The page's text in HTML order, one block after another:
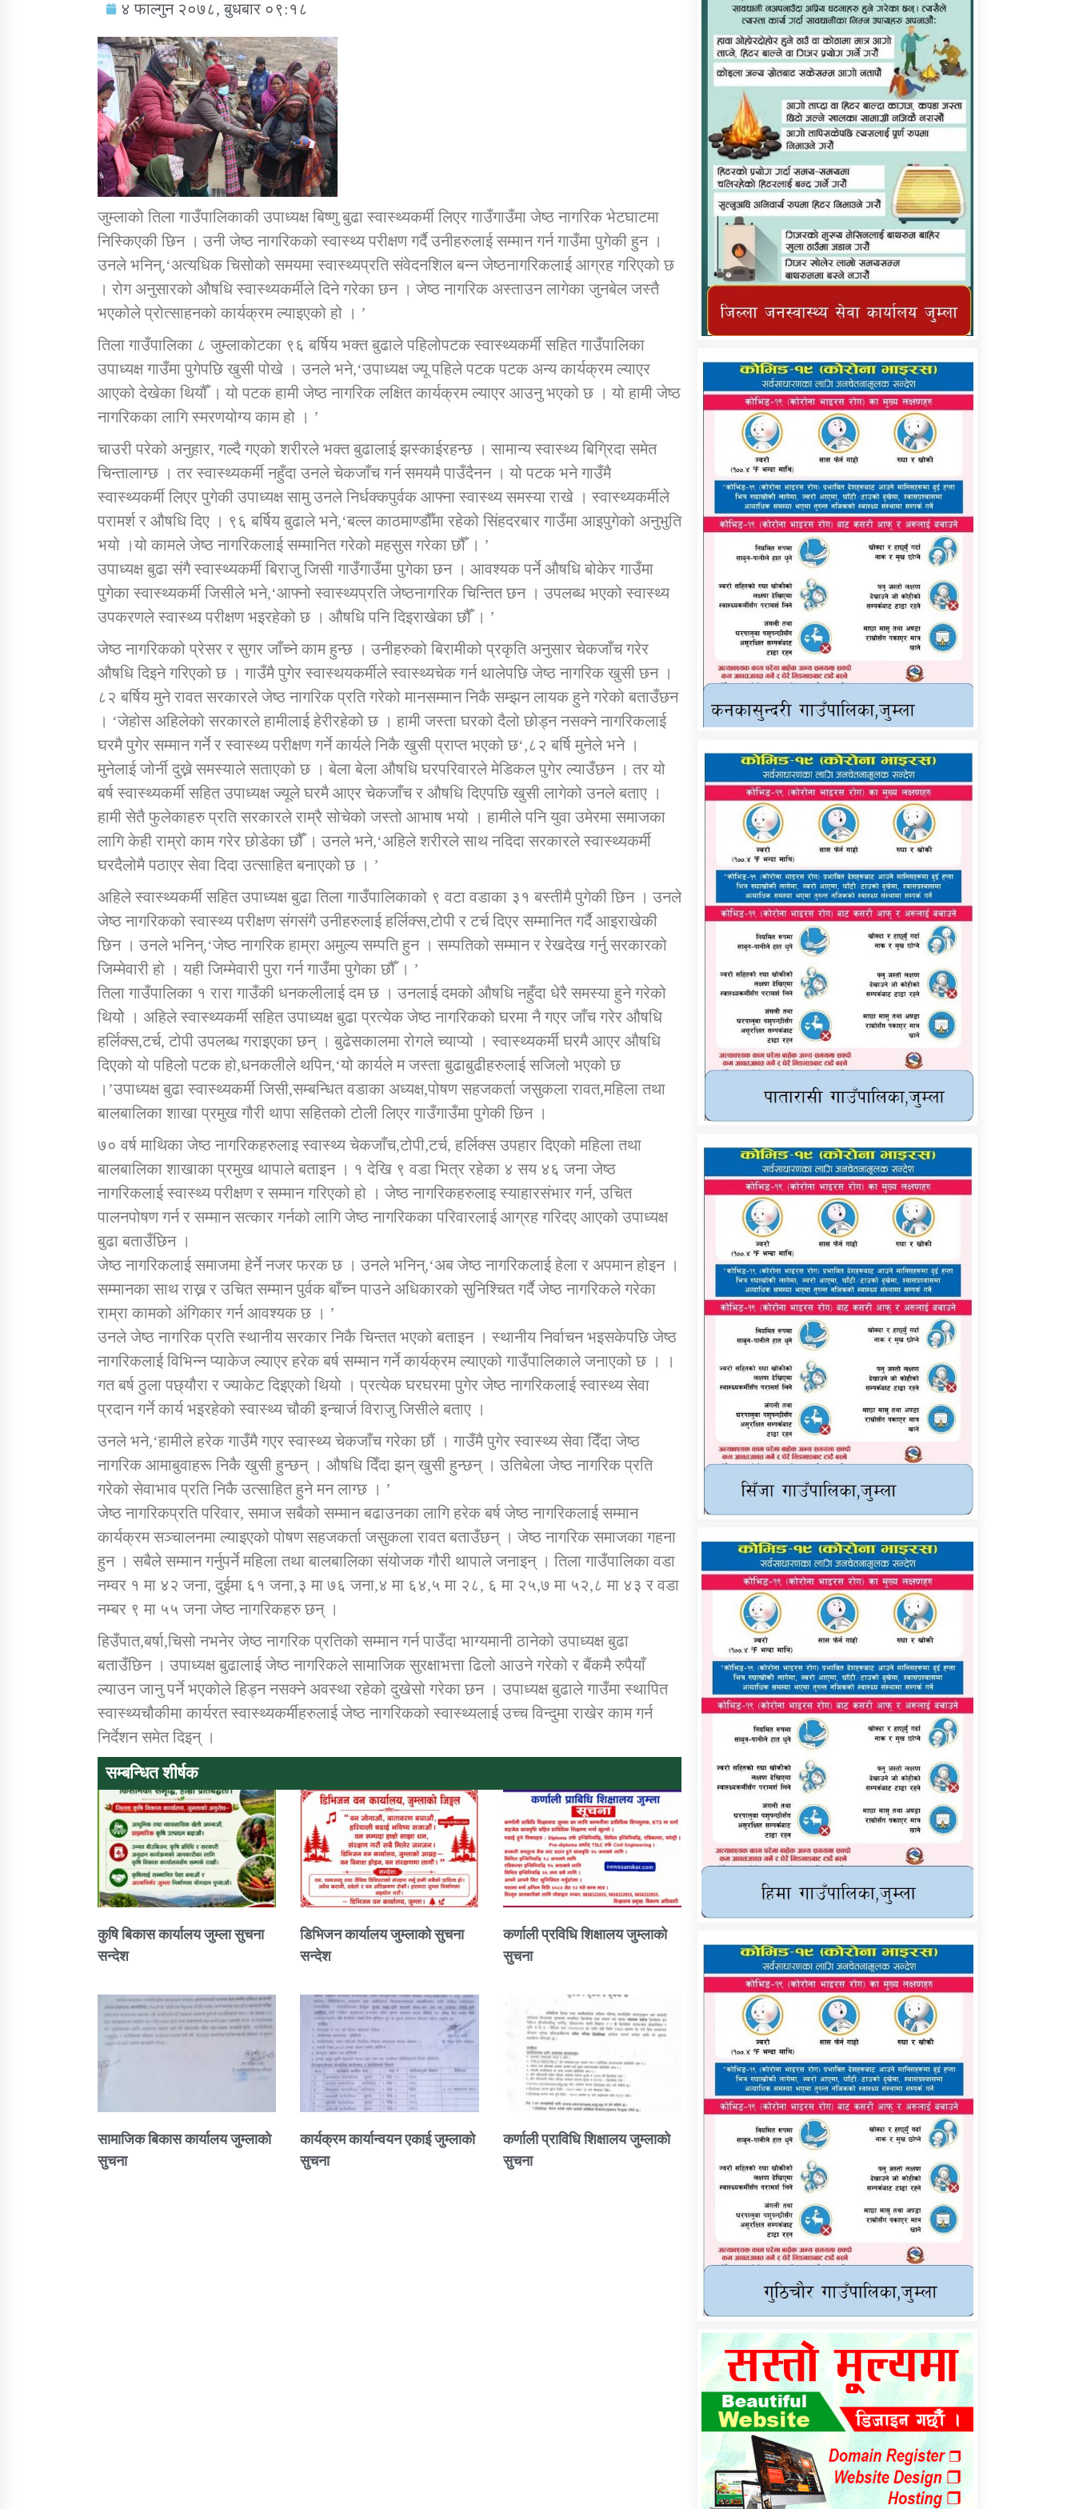
सामाजिक बिकास कार्यालय जुम्लाकाे सुचना कर्णाली प्राविधि शिक्षालय जुम्लाको सुचना
तातोपानी गाउँपालिकाको न्यायिक समिति सम्बन्धी
सन्देश
तातोपानी गाउँपालिका जुम्लाको महिला तथा
लैङ्गिक हिंसा सम्बन्धी सूचना सन्देश
तातोपानी गाउँपालिका जुम्लाको महिनावारी
४ फाल्गुन २०७८, बुधबार ०९:१८
जुम्लाको तिला गाउँपालिकाकी उपाध्यक्ष बिष्णु बुढा स्वास्थ्यकर्मी लिएर गाउँगाउँमा जेष्ठ नागरिक भेटघाटमा
निस्किएकी छिन । उनी जेष्ठ नागरिकको स्वास्थ्य परीक्षण गर्दै उनीहरुलाई सम्मान गर्न गाउँमा पुगेकी हुन ।
उनले भनिन्,‘अत्यधिक चिसोको समयमा स्वास्थ्यप्रति संवेदनशिल बन्न जेष्ठनागरिकलाई आग्रह गरिएको छ
। रोग अनुसारको औषधि स्वास्थ्यकर्मीले दिने गरेका छन । जेष्ठ नागरिक अस्ताउन लागेका जुनबेल जस्तै
भएकोले प्रोत्साहनको कार्यक्रम ल्याइएको हो । ’
तिला गाउँपालिका ८ जुम्लाकोटका ९६ बर्षिय भक्त बुढाले पहिलोपटक स्वास्थ्यकर्मी सहित गाउँपालिका
उपाध्यक्ष गाउँमा पुगेपछि खुसी पोखे । उनले भने,‘उपाध्यक्ष ज्यू पहिले पटक पटक अन्य कार्यक्रम ल्याएर
आएको देखेका थियौँ । यो पटक हामी जेष्ठ नागरिक लक्षित कार्यक्रम ल्याएर आउनु भएको छ । यो हामी जेष्ठ
नागरिकका लागि स्मरणयोग्य काम हो । ’
चाउरी परेको अनुहार, गल्दै गएको शरीरले भक्त बुढालाई झस्काईरहन्छ । सामान्य स्वास्थ्य बिग्रिदा समेत
चिन्तालाग्छ । तर स्वास्थ्यकर्मी नहुँदा उनले चेकजाँच गर्न समयमै पाउँदैनन । यो पटक भने गाउँमै
स्वास्थ्यकर्मी लिएर पुगेकी उपाध्यक्ष सामु उनले निर्धक्कपुर्वक आफ्ना स्वास्थ्य समस्या राखे । स्वास्थ्यकर्मीले
परामर्श र औषधि दिए । ९६ बर्षिय बुढाले भने,‘बल्ल काठमाण्डौँमा रहेको सिंहदरबार गाउँमा आइपुगेको अनुभुति
भयो ।यो कामले जेष्ठ नागरिकलाई सम्मानित गरेको महसुस गरेका छौँ । ’
उपाध्यक्ष बुढा संगै स्वास्थ्यकर्मी बिराजु जिसी गाउँगाउँमा पुगेका छन । आवश्यक पर्ने औषधि बोकेर गाउँमा
पुगेका स्वास्थ्यकर्मी जिसीले भने,‘आफ्नो स्वास्थ्यप्रति जेष्ठनागरिक चिन्तित छन । उपलब्ध भएको स्वास्थ्य
उपकरणले स्वास्थ्य परीक्षण भइरहेको छ । औषधि पनि दिइराखेका छौँ । ’
जेष्ठ नागरिकको प्रेसर र सुगर जाँच्ने काम हुन्छ । उनीहरुको बिरामीको प्रकृति अनुसार चेकजाँच गरेर
औषधि दिइने गरिएको छ । गाउँमै पुगेर स्वास्थयकर्मीले स्वास्थ्यचेक गर्न थालेपछि जेष्ठ नागरिक खुसी छन ।
८२ बर्षिय मुने रावत सरकारले जेष्ठ नागरिक प्रति गरेको मानसम्मान निकै सम्झन लायक हुने गरेको बताउँछन
। ‘जेहोस अहिलेको सरकारले हामीलाई हेरीरहेको छ । हामी जस्ता घरको दैलो छोड्न नसक्ने नागरिकलाई
घरमै पुगेर सम्मान गर्ने र स्वास्थ्य परीक्षण गर्ने कार्यले निकै खुसी प्राप्त भएको छ‘,८२ बर्षि मुनेले भने ।
मुनेलाई जोर्नी दुख्ने समस्याले सताएको छ । बेला बेला औषधि घरपरिवारले मेडिकल पुगेर ल्याउँछन । तर यो
बर्ष स्वास्थ्यकर्मी सहित उपाध्यक्ष ज्यूले घरमै आएर चेकजाँच र औषधि दिएपछि खुसी लागेको उनले बताए ।
हामी सेतै फुलेकाहरु प्रति सरकारले राम्रै सोचेको जस्तो आभाष भयो । हामीले पनि युवा उमेरमा समाजका
लागि केही राम्रो काम गरेर छोडेका छौँ । उनले भने,‘अहिले शरीरले साथ नदिदा सरकारले स्वास्थ्यकर्मी
घरदैलोमै पठाएर सेवा दिदा उत्साहित बनाएको छ । ’
अहिले स्वास्थ्यकर्मी सहित उपाध्यक्ष बुढा तिला गाउँपालिकाको ९ वटा वडाका ३१ बस्तीमै पुगेकी छिन । उनले
जेष्ठ नागरिकको स्वास्थ्य परीक्षण संगसंगै उनीहरुलाई हर्लिक्स,टोपी र टर्च दिएर सम्मानित गर्दै आइराखेकी
छिन । उनले भनिन्,‘जेष्ठ नागरिक हाम्रा अमुल्य सम्पति हुन । सम्पतिको सम्मान र रेखदेख गर्नु सरकारको
जिम्मेवारी हो । यही जिम्मेवारी पुरा गर्न गाउँमा पुगेका छौँ । ’
तिला गाउँपालिका १ रारा गाउँकी धनकलीलाई दम छ । उनलाई दमको औषधि नहुँदा धेरै समस्या हुने गरेको
थियोे । अहिले स्वास्थ्यकर्मी सहित उपाध्यक्ष बुढा प्रत्येक जेष्ठ नागरिकको घरमा नै गएर जाँच गरेर औषधि
हर्लिक्स,टर्च, टोपी उपलब्ध गराइएका छन् । बुढेसकालमा रोगले च्याप्यो । स्वास्थ्यकर्मी घरमै आएर औषधि
दिएको यो पहिलो पटक हो,धनकलीले थपिन,‘यो कार्यले म जस्ता बुढाबुढीहरुलाई सजिलो भएको छ
।’उपाध्यक्ष बुढा स्वास्थ्यकर्मी जिसी,सम्बन्धित वडाका अध्यक्ष,पोषण सहजकर्ता जसुकला रावत,महिला तथा
बालबालिका शाखा प्रमुख गौरी थापा सहितको टोली लिएर गाउँगाउँमा पुगेकी छिन ।
७० वर्ष माथिका जेष्ठ नागरिकहरुलाइ स्वास्थ्य चेकजाँच,टोपी,टर्च, हर्लिक्स उपहार दिएको महिला तथा
बालबालिका शाखाका प्रमुख थापाले बताइन । १ देखि ९ वडा भित्र रहेका ४ सय ४६ जना जेष्ठ
नागरिकलाई स्वास्थ्य परीक्षण र सम्मान गरिएको हो । जेष्ठ नागरिकहरुलाइ स्याहारसंभार गर्न, उचित
पालनपोषण गर्न र सम्मान सत्कार गर्नको लागि जेष्ठ नागरिकका परिवारलाई आग्रह गरिदए आएको उपाध्यक्ष
बुढा बताउँछिन ।
जेष्ठ नागरिकलाई समाजमा हेर्ने नजर फरक छ । उनले भनिन्,‘अब जेष्ठ नागरिकलाई हेला र अपमान होइन ।
सम्मानका साथ राख्न र उचित सम्मान पुर्वक बाँच्न पाउने अधिकारको सुनिश्चित गर्दै जेष्ठ नागरिकले गरेका
राम्रा कामको अंगिकार गर्न आवश्यक छ । ’
उनले जेष्ठ नागरिक प्रति स्थानीय सरकार निकै चिन्तत भएको बताइन । स्थानीय निर्वाचन भइसकेपछि जेष्ठ
नागरिकलाई विभिन्न प्याकेज ल्याएर हरेक बर्ष सम्मान गर्ने कार्यक्रम ल्याएको गाउँपालिकाले जनाएको छ । ।
गत बर्ष ठुला पछ्यौरा र ज्याकेट दिइएको थियो । प्रत्येक घरघरमा पुगेर जेष्ठ नागरिकलाई स्वास्थ्य सेवा
प्रदान गर्ने कार्य भइरहेको स्वास्थ्य चौकी इन्चार्ज विराजु जिसीले बताए ।
उनले भने,‘हामीले हरेक गाउँमै गएर स्वास्थ्य चेकजाँच गरेका छौं । गाउँमै पुगेर स्वास्थ्य सेवा दिँदा जेष्ठ
नागरिक आमाबुवाहरू निकै खुसी हुन्छन् । औषधि दिँदा झन् खुसी हुन्छन् । उतिबेला जेष्ठ नागरिक प्रति
गरेको सेवाभाव प्रति निकै उत्साहित हुने मन लाग्छ । ’
जेष्ठ नागरिकप्रति परिवार, समाज सबैको सम्मान बढाउनका लागि हरेक बर्ष जेष्ठ नागरिकलाई सम्मान
कार्यक्रम सञ्चालनमा ल्याइएको पोषण सहजकर्ता जसुकला रावत बताउँछन् । जेष्ठ नागरिक समाजका गहना
हुन । सबैले सम्मान गर्नुपर्ने महिला तथा बालबालिका संयोजक गौरी थापाले जनाइन् । तिला गाउँपालिका वडा
नम्वर १ मा ४२ जना, दुईमा ६१ जना,३ मा ७६ जना,४ मा ६४,५ मा २८, ६ मा २५,७ मा ५२,८ मा ४३ र वडा
नम्बर ९ मा ५५ जना जेष्ठ नागरिकहरु छन् ।
हिउँपात,बर्षा,चिसो नभनेर जेष्ठ नागरिक प्रतिको सम्मान गर्न पाउँदा भाग्यमानी ठानेको उपाध्यक्ष बुढा
बताउँछिन । उपाध्यक्ष बुढालाई जेष्ठ नागरिकले सामाजिक सुरक्षाभत्ता ढिलो आउने गरेको र बैंकमै रुपैयाँ
ल्याउन जानु पर्ने भएकोले हिड्न नसक्ने अवस्था रहेको दुखेसो गरेका छन । उपाध्यक्ष बुढाले गाउँमा स्थापित
स्वास्थ्यचौकीमा कार्यरत स्वास्थ्यकर्मीहरुलाई जेष्ठ नागरिकको स्वास्थ्यलाई उच्च विन्दुमा राखेर काम गर्न
निर्देशन समेत दिइन् ।
सम्बन्धित शीर्षक
कुषि बिकास कार्यालय जुम्ला सुचना
सन्देश
डिभिजन कार्यालय जुम्लाको सुचना
सन्देश
कर्णाली प्रविधि शिक्षालय जुम्लाको
सुचना
सामाजिक बिकास कार्यालय जुम्लाकाे
सुचना
कार्यक्रम कार्यान्वयन एकाई जुम्लाको
सुचना
कर्णाली प्राविधि शिक्षालय जुम्लाको
सुचना